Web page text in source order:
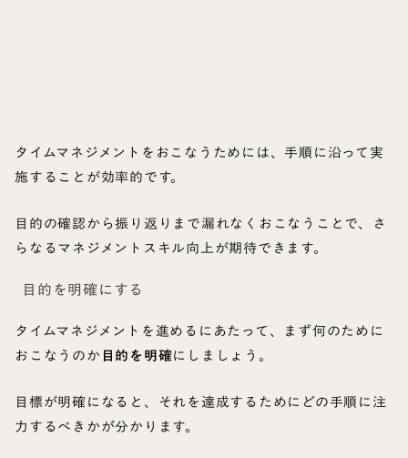
タイムマネジメントをおこなうためには、手順に沿って実
施することが効率的です。
目的の確認から振り返りまで漏れなくおこなうことで、さ
らなるマネジメントスキル向上が期待できます。
目的を明確にする
タイムマネジメントを進めるにあたって、まず何のために
おこなうのか目的を明確にしましょう。
目標が明確になると、それを達成するためにどの手順に注
力するべきかが分かります。